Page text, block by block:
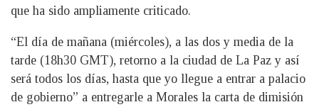
que ha sido ampliamente criticado.
“El día de mañana (miércoles), a las dos y media de la
tarde (18h30 GMT), retorno a la ciudad de La Paz y así
será todos los días, hasta que yo llegue a entrar a palacio
de gobierno” a entregarle a Morales la carta de dimisión